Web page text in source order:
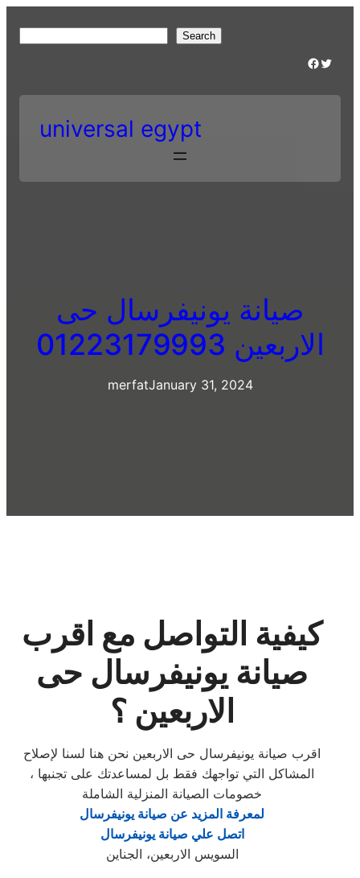
r
Search
Facebook Twitter
universal egypt
صيانة يونيفرسال حى
الاربعين 01223179993
merfatJanuary 31, 2024
كيفية التواصل مع اقرب
صيانة يونيفرسال حى
الاربعين ؟
اقرب صيانة يونيفرسال حى الاربعين نحن هنا لسنا لإصلاح
المشاكل التي تواجهك فقط بل لمساعدتك على تجنبها ،
خصومات الصيانة المنزلية الشاملة
لمعرفة المزيد عن صيانة يونيفرسال
اتصل علي صيانة يونيفرسال
السويس الاربعين، الجناين